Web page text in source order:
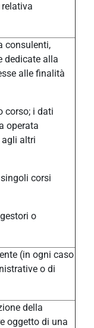
consulenti,
dedicate alla
alle finalità
corso; i dati
operata
altri
corsi
o
(in ogni caso
o di
della
oggetto di una